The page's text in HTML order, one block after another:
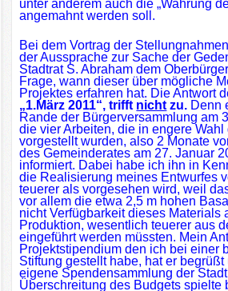
unter anderem auch die „Wahrung
angemahnt werden soll.
Bei dem Vortrag der
der Aussprache zur Sache der
Stadtrat S. Abraham dem
Frage, wann dieser über mögliche
Projektes erfahren hat. Die Antwort
„1.März 2011“, trifft nicht zu. Denn
Rande der Bürgerversammlung am
die vier Arbeiten, die in engere Wahl
vorgestellt wurden, also 2 Monate
des Gemeinderates am 27. Januar
informiert. Dabei habe ich ihn in
die Realisierung meines Entwurfes
teuerer als vorgesehen wird, weil
vor allem die etwa 2,5 m hohen
nicht Verfügbarkeit dieses Materials
Produktion, wesentlich teuereraus
eingeführt werden müssten. Mein
Projektstipendium den ich bei einer
Stiftung gestellt habe, hat er
eigene Spendensammlung der
Überschreitung des Budgets spielte